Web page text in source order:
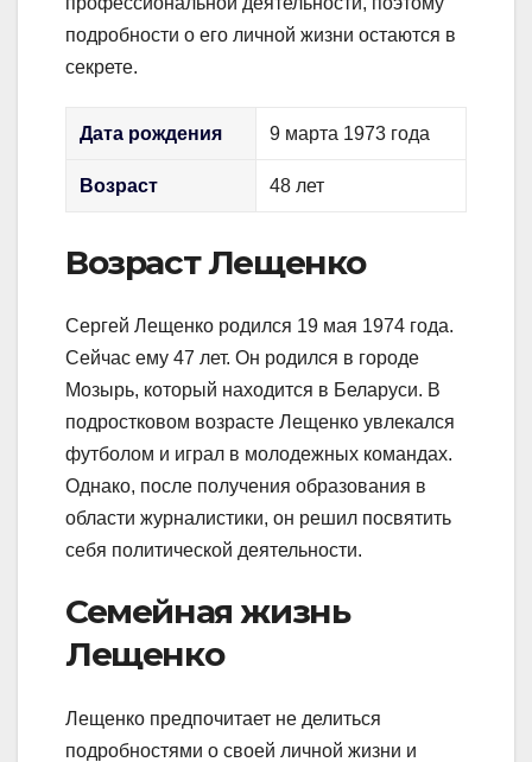
подробности о его личной жизни остаются в
секрете.
Дата рождения 9 марта 1973 года
Возраст 48 лет
Возраст Лещенко
Сергей Лещенко родился 19 мая 1974 года.
Сейчас ему 47 лет. Он родился в городе
Мозырь, который находится в Беларуси. В
подростковом возрасте Лещенко увлекался
футболом и играл в молодежных командах.
Однако, после получения образования в
области журналистики, он решил посвятить
себя политической деятельности.
Семейная жизнь
Лещенко
Лещенко предпочитает не делиться
подробностями о своей личной жизни и